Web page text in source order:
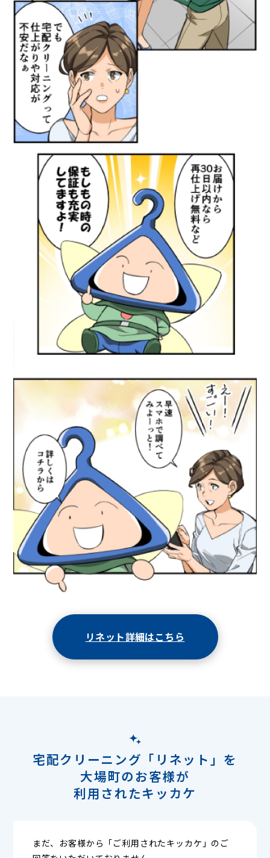
リネット詳細はこちら
宅配クリーニング「リネット」を
大場町のお客様が
利用されたキッカケ
まだ、お客様から「ご利用されたキッカケ」のご